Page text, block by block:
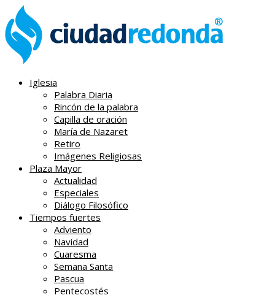
Iglesia
Palabra Diaria
Rincón de la palabra
Capilla de oración
María de Nazaret
Retiro
Imágenes Religiosas
Plaza Mayor
Actualidad
Especiales
Diálogo Filosófico
Tiempos fuertes
Adviento
Navidad
Cuaresma
Semana Santa
Pascua
Pentecostés